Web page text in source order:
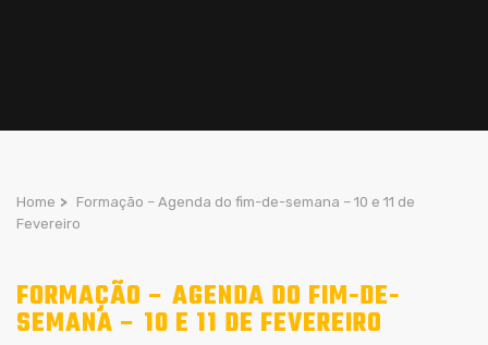
Home > Formação – Agenda do fim-de-semana – 10 e 11 de
Fevereiro
FORMAÇÃO – AGENDA DO FIM-DE-
SEMANA – 10 E 11 DE FEVEREIRO